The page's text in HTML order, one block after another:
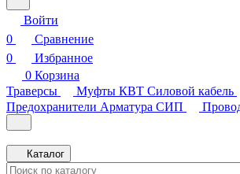
Войти
0
Сравнение
0
Избранное
0 Корзина
Траверсы
Муфты КВТ Силовой кабель
Предохранители Арматура СИП
Каталог